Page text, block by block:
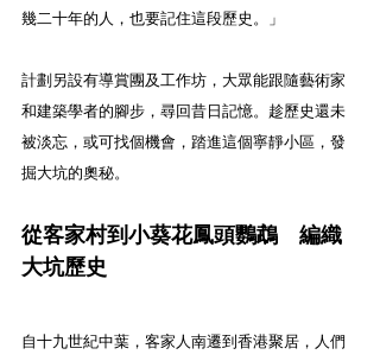
幾二十年的人，也要記住這段歷史。」
計劃另設有導賞團及工作坊，大眾能跟隨藝術家
和建築學者的腳步，尋回昔日記憶。趁歷史還未
被淡忘，或可找個機會，踏進這個寧靜小區，發
掘大坑的奧秘。
從客家村到小葵花鳳頭鸚鵡　編織
大坑歷史
自十九世紀中葉，客家人南遷到香港聚居，人們